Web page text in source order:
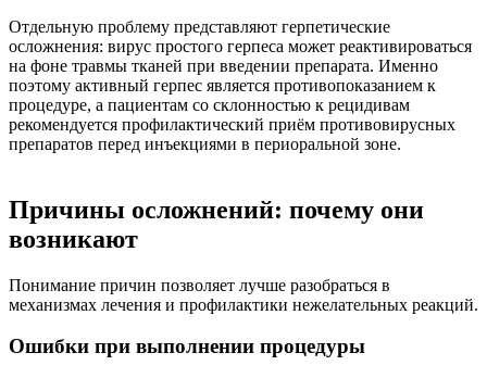
Отдельную проблему представляют герпетические
осложнения: вирус простого герпеса может реактивироваться
на фоне травмы тканей при введении препарата. Именно
поэтому активный герпес является противопоказанием к
процедуре, а пациентам со склонностью к рецидивам
рекомендуется профилактический приём противовирусных
препаратов перед инъекциями в периоральной зоне.
Причины осложнений: почему они
возникают
Понимание причин позволяет лучше разобраться в
механизмах лечения и профилактики нежелательных реакций.
Ошибки при выполнении процедуры